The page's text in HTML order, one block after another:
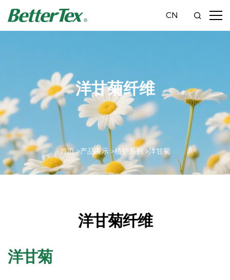
CN
洋甘菊纤维
首页 >产品展示 >植护系列 >洋甘菊
洋甘菊纤维
洋甘菊